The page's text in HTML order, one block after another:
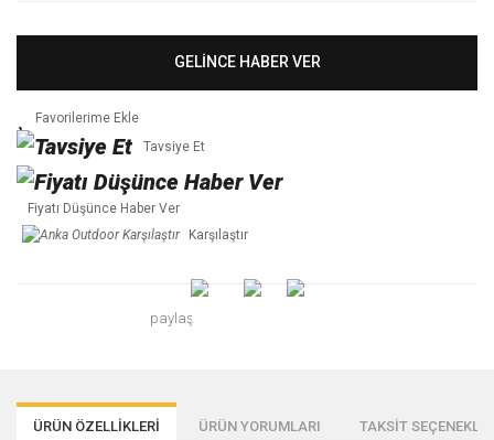
GELİNCE HABER VER
Tavsiye Et
Fiyatı Düşünce Haber Ver
Karşılaştır
paylaş
ÜRÜN ÖZELLİKLERİ ÜRÜN YORUMLARI TAKSİT